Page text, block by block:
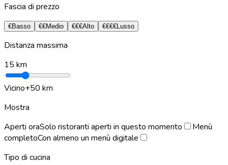
Fascia di prezzo
€Basso €€Medio €€€Alto €€€€Lusso
Distanza massima
15 km
Vicino+50 km
Mostra
Aperti oraSolo ristoranti aperti in questo momento
Menù
completoCon almeno un menù digitale
Tipo di cucina